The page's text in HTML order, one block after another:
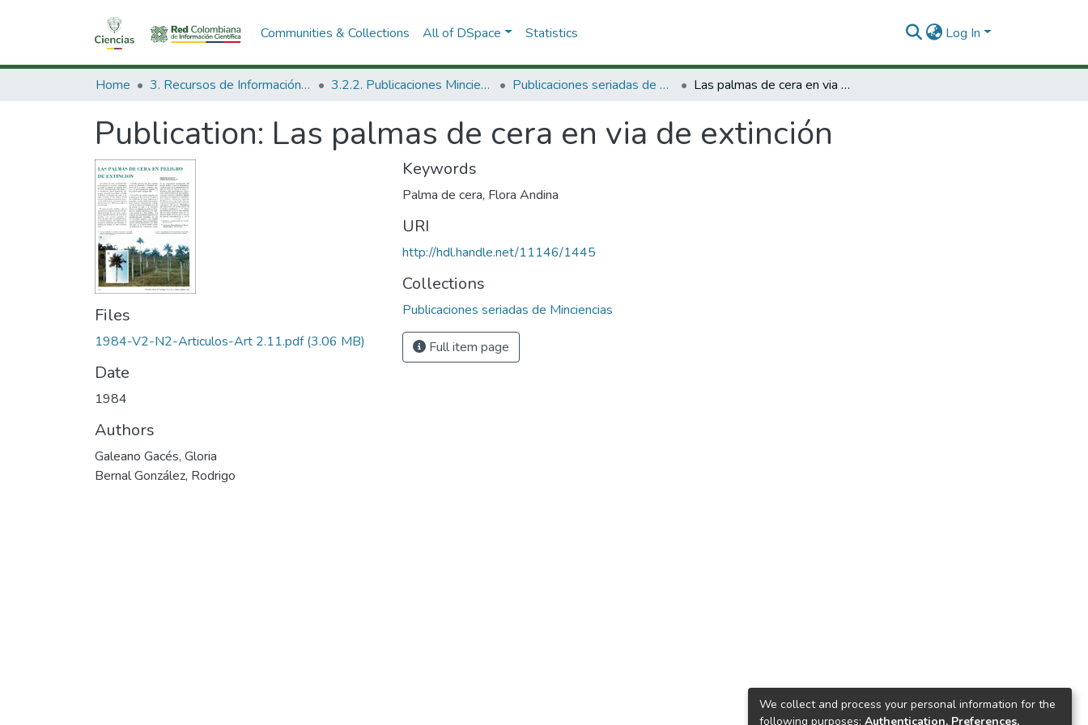
Communities & Collections All of DSpace Statistics Log In
Home 3. Recursos de Información Científica y Tecnológica 3.2.2. Publicaciones Minciencias Publicaciones seriadas de Minciencias Las palmas de cera en via de extinción
Publication: Las palmas de cera en via de extinción
Files
1984-V2-N2-Articulos-Art 2.11.pdf(3.06 MB)
Date
1984
Authors
Galeano Gacés, Gloria
Bernal González, Rodrigo
Keywords
Palma de cera, Flora Andina
URI
http://hdl.handle.net/11146/1445
Collections
Publicaciones seriadas de Minciencias
Full item page
We collect and process your personal information for the
following purposes: Authentication, Preferences,